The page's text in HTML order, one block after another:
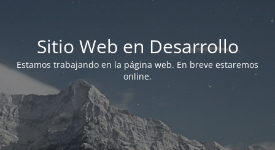
Sitio Web en Desarrollo
Estamos trabajando en la página web. En breve estaremos
online.